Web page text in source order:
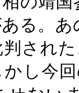
る。あ
判され
し今